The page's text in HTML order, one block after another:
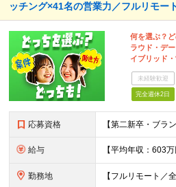
ッチング×41名の営業力／フルリモー
何を選ぶ？
ラウド・デ
イブリッド
未経験歓迎
完全週休2日
応募資格
給与
勤務地